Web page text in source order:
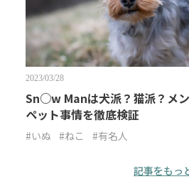
2023/03/28
Sn○w Manは犬派？猫派？メ
ペット事情を徹底検証
#いぬ #ねこ #有名人
記事をもっ